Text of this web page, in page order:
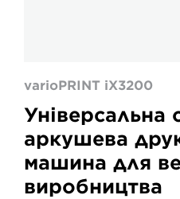
varioPRINT iX3200
Універсальна
аркушева
машина для
виробництва